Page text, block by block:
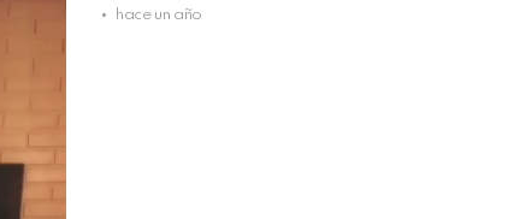
hace un año